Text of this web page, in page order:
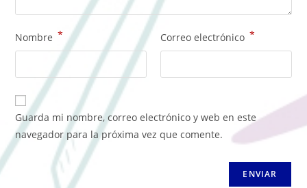
Nombre * Correo electrónico *
Guarda mi nombre, correo electrónico y web en este
navegador para la próxima vez que comente.